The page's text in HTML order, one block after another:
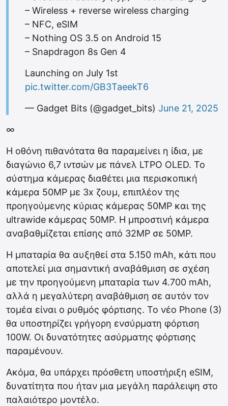
– Wireless + reverse wireless charging
– NFC, eSIM
– Nothing OS 3.5 on Android 15
– Snapdragon 8s Gen 4
Launching on July 1st
pic.twitter.com/GB3TaeekT6
— Gadget Bits (@gadget_bits) June 21, 2025
∞
Η οθόνη πιθανότατα θα παραμείνει η ίδια, με
διαγώνιο 6,7 ιντσών με πάνελ LTPO OLED. Το
σύστημα κάμερας διαθέτει μια περισκοπική
κάμερα 50MP με 3x ζουμ, επιπλέον της
προηγούμενης κύριας κάμερας 50MP και της
ultrawide κάμερας 50MP. Η μπροστινή κάμερα
αναβαθμίζεται επίσης από 32MP σε 50MP.
Η μπαταρία θα αυξηθεί στα 5.150 mAh, κάτι που
αποτελεί μια σημαντική αναβάθμιση σε σχέση
με την προηγούμενη μπαταρία των 4.700 mAh,
αλλά η μεγαλύτερη αναβάθμιση σε αυτόν τον
τομέα είναι ο ρυθμός φόρτισης. Το νέο Phone (3)
θα υποστηρίζει γρήγορη ενσύρματη φόρτιση
100W. Οι δυνατότητες ασύρματης φόρτισης
παραμένουν.
Ακόμα, θα υπάρχει πρόσθετη υποστήριξη eSIM,
δυνατίτητα που ήταν μια μεγάλη παράλειψη στο
παλαιότερο μοντέλο.